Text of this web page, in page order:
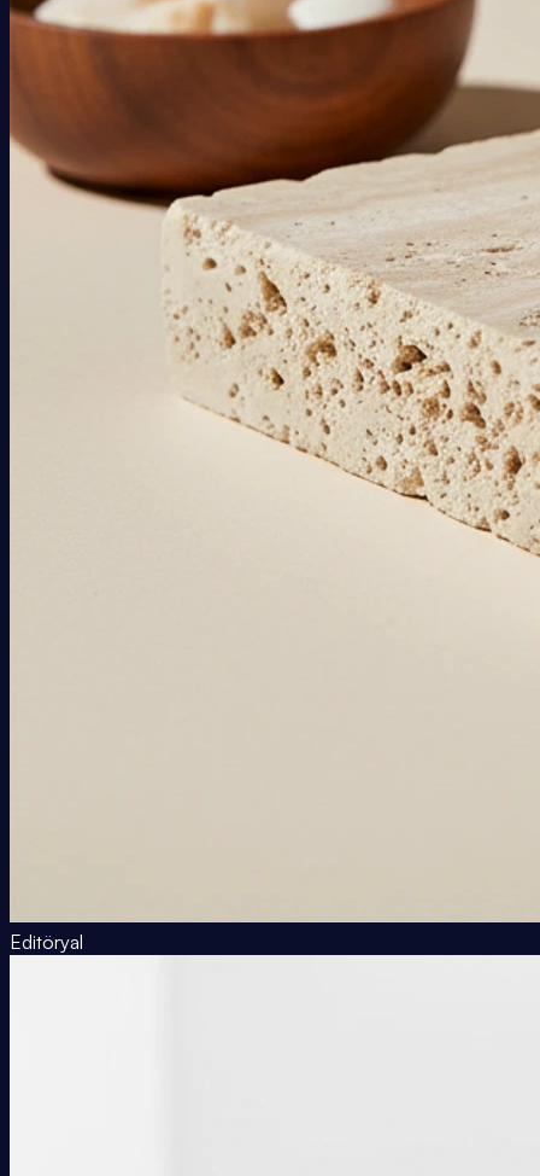
Editöryal